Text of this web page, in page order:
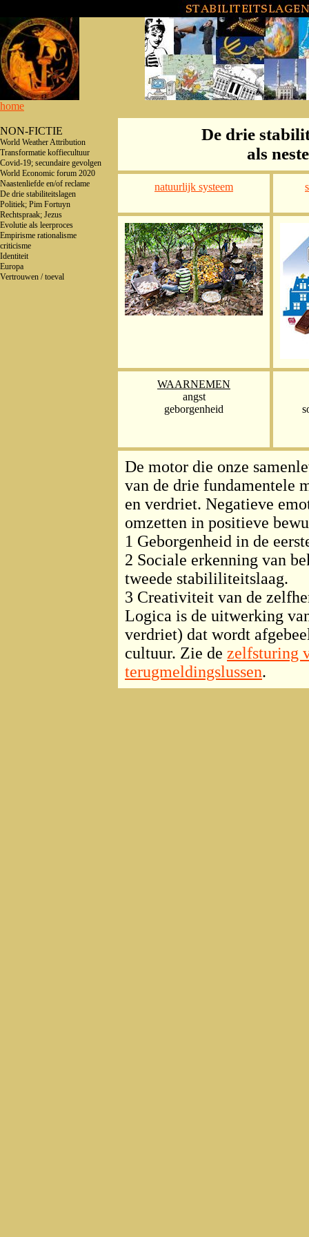
home
NON-FICTIE
World Weather Attribution
Transformatie koffiecultuur
Covid-19; secundaire gevolgen
World Economic forum 2020
Naastenliefde en/of reclame
De drie stabiliteitslagen
Politiek; Pim Fortuyn
Rechtspraak; Jezus
Evolutie als leerproces
Empirisme rationalisme
criticisme
Identiteit
Europa
Vertrouwen / toeval
De drie
als
natuurlijk systeem
WAARNEMEN
angst
geborgenheid
De motor die onze
van de drie fundamentele
en verdriet. Negatieve
omzetten in positieve
1 Geborgenheid in de
2 Sociale erkenning van
tweede stabililiteitslaag.
3 Creativiteit van de
Logica is de uitwerking
verdriet) dat wordt
cultuur. Zie de zelfsturing
terugmeldingslussen.